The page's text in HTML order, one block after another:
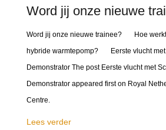
Word jij onze nieuwe
Word jij onze nieuwe trainee? Hoe werkt
hybride warmtepomp? Eerste vlucht met
Demonstrator The post Eerste vlucht met
Demonstrator appeared first on Royal
Centre.
Lees verder